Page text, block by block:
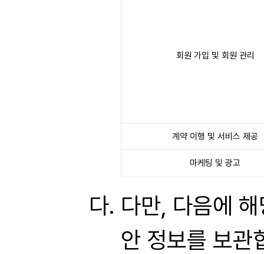
회원 가입 및 회원 관리
계약 이행 및 서비스 제공
마케팅 및 광고
다만, 다음에
안 정보를 보관